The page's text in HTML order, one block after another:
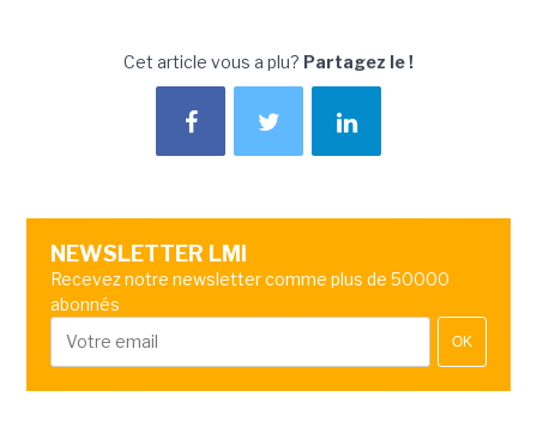
Cet article vous a plu? Partagez le !
NEWSLETTER LMI
Recevez notre newsletter comme plus de 50000
abonnés
OK